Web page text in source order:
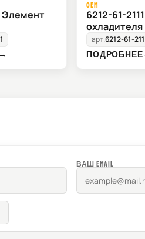
Элемент
→
OEM
6212-61-
охладителя
арт.6212-61-
ПОДРОБНЕЕ
ВАШ EMAIL